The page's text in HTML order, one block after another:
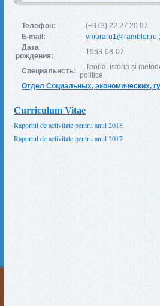
Телефон:
(+373) 22 27 20 97
E-mail:
vmoraru1@rambler.ru ;
Дата
рождения:
1953-08-07
Специальнсть:
Teoria, istoria și
politice
Отдел Социальных, экономических,
Curriculum Vitae
Raportul de activitate pentru anul 2018
Raportul de activitate pentru anul 2017